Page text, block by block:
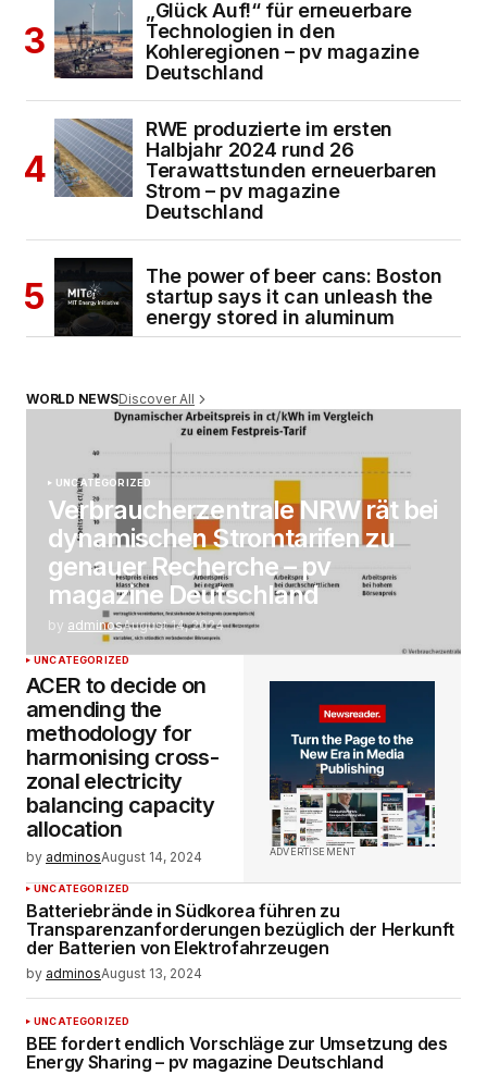
„Glück Auf!“ für erneuerbare
Technologien in den
Kohleregionen – pv magazine
Deutschland
RWE produzierte im ersten
Halbjahr 2024 rund 26
Terawattstunden erneuerbaren
Strom – pv magazine
Deutschland
The power of beer cans: Boston
startup says it can unleash the
energy stored in aluminum
WORLD NEWSDiscover All
UNCATEGORIZED
Verbraucherzentrale NRW rät bei
dynamischen Stromtarifen zu
genauer Recherche – pv
magazine Deutschland
by adminosAugust 14, 2024
UNCATEGORIZED
ACER to decide on
amending the
methodology for
harmonising cross-
zonal electricity
balancing capacity
allocation
by adminosAugust 14, 2024 ADVERTISEMENT
UNCATEGORIZED
Batteriebrände in Südkorea führen zu
Transparenzanforderungen bezüglich der Herkunft
der Batterien von Elektrofahrzeugen
by adminosAugust 13, 2024
UNCATEGORIZED
BEE fordert endlich Vorschläge zur Umsetzung des
Energy Sharing – pv magazine Deutschland